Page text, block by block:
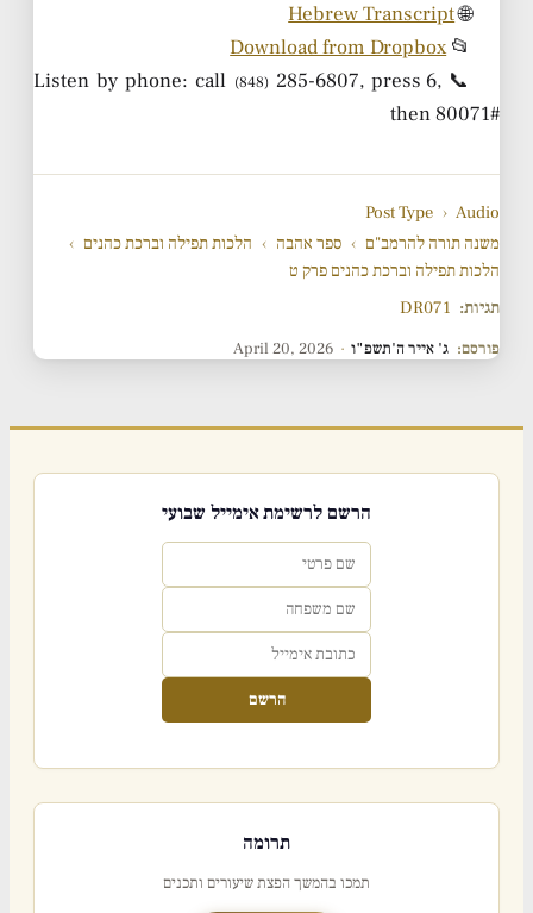
🌐
Hebrew Transcript
📂
Download from Dropbox
📞 Listen by phone: call
(848)285-6807, press 6,
then 80071#
Post Type › Audio
משנה תורה להרמב"ם › ספר אהבה › הלכות תפילה וברכת כהנים ›
הלכות תפילה וברכת כהנים פרק ט
תגיות: DR071
פורסם: ג' אייר ה'תשפ"ו ·
April 20, 2026
הרשם לרשימת אימייל שבועי
הרשם
תרומה
תמכו בהמשך הפצת שיעורים ותכנים